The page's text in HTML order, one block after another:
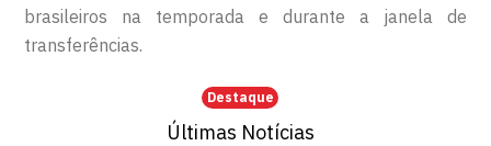
brasileiros na temporada e durante a janela de
transferências.
Destaque
Últimas Notícias